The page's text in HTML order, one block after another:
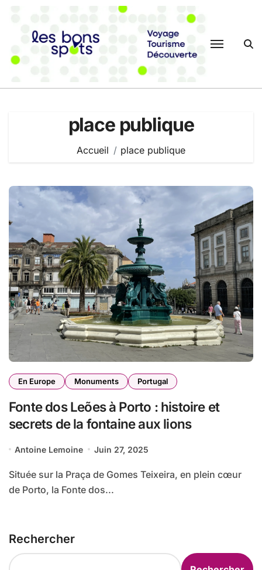
contenu
place publique
Accueil place publique
En Europe Monuments Portugal
Fonte dos Leões à Porto : histoire et
secrets de la fontaine aux lions
Antoine Lemoine Juin 27, 2025
Située sur la Praça de Gomes Teixeira, en plein cœur
de Porto, la Fonte dos...
Rechercher